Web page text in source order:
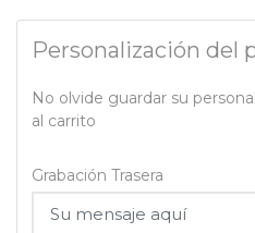
Personalización del
No olvide guardar su
al carrito
Grabación Trasera